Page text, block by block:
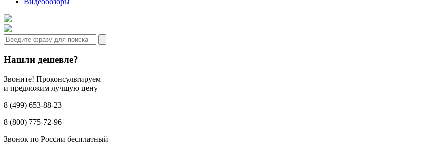
Видеообзоры
Нашли дешевле?
Звоните! Проконсультируем
и предложим лучшую цену
8 (499) 653-88-23
8 (800) 775-72-96
Звонок по России бесплатный